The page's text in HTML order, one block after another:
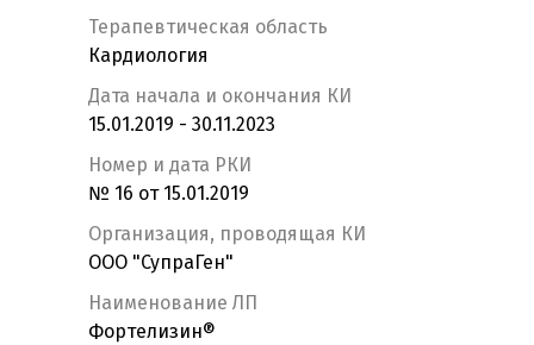
Терапевтическая область
Кардиология
Дата начала и окончания КИ
15.01.2019 - 30.11.2023
Номер и дата РКИ
№ 16 от 15.01.2019
Организация, проводящая КИ
ООО "СупраГен"
Наименование ЛП
Фортелизин®